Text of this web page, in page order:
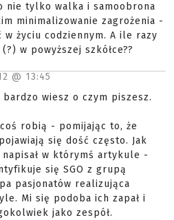
nie tylko walka i samoobrona
minimalizowanie zagrożenia -
w życiu codziennym. A ile razy
w powyższej szkółce??
@ 13:45
bardzo wiesz o czym piszesz.
coś robią - pomijając to, że
się dość często. Jak
napisał w którymś artykule -
się SGO z grupą
pasjonatów realizująca
Mi się podoba ich zapał i
jako zespół.